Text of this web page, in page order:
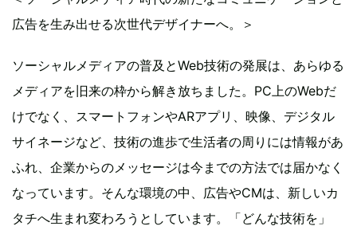
広告を生み出せる次世代デザイナーへ。＞
ソーシャルメディアの普及とWeb技術の発展は、あらゆる
メディアを旧来の枠から解き放ちました。PC上のWebだ
けでなく、スマートフォンやARアプリ、映像、デジタル
サイネージなど、技術の進歩で生活者の周りには情報があ
ふれ、企業からのメッセージは今までの方法では届かなく
なっています。そんな環境の中、広告やCMは、新しいカ
タチへ生まれ変わろうとしています。「どんな技術を」